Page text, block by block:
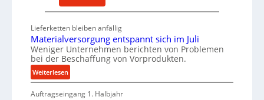
r
s
a
t
z
t
l
i
g
e
W
r
D
u
t
s
h
e
Lieferketten bleiben anfällig
Materialversorgung entspannt sich im Juli
Weniger Unternehmen berichten von Problemen
bei der Beschaffung von Vorprodukten.
Weiterlesen:
M
a
Auftragseingang 1. Halbjahr